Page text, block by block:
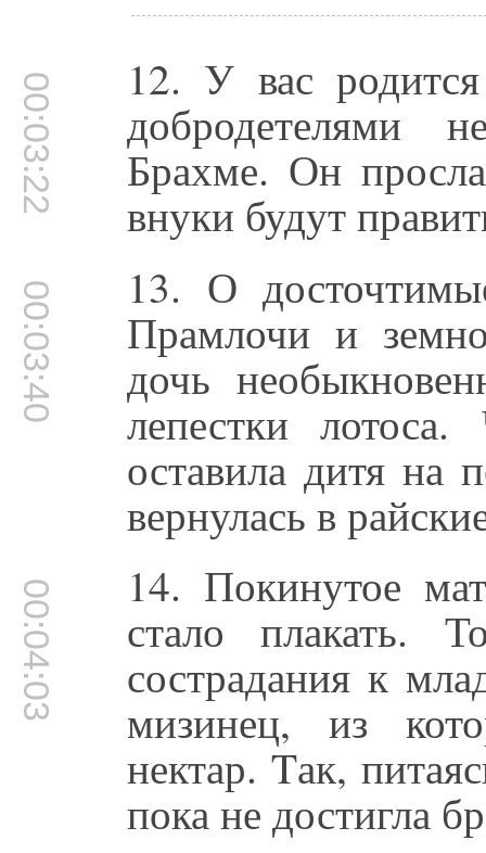
00:03:22 12. У вас
добродетелями
Брахме. Он
внуки будут
00:03:40 13. О
Прамлочи и
дочь
лепестки
оставила дитя на
вернулась в
00:04:03 14. Покинутое
стало плакать.
сострадания к
мизинец, из
нектар. Tак,
пока не достигла